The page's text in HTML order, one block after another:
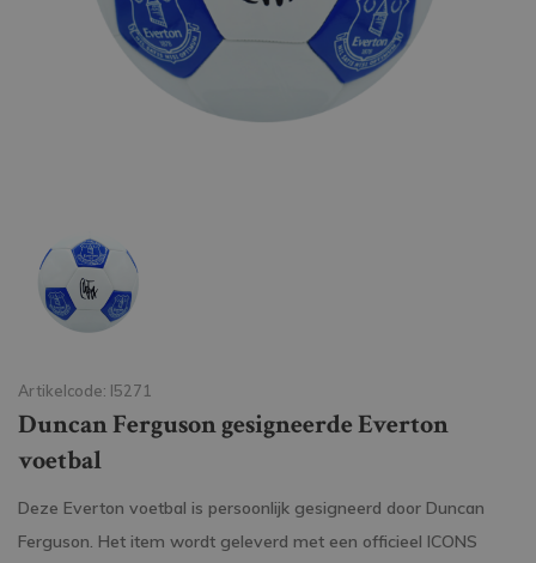
Artikelcode: I5271
Duncan Ferguson gesigneerde Everton
voetbal
Deze Everton voetbal is persoonlijk gesigneerd door Duncan
Ferguson. Het item wordt geleverd met een officieel ICONS